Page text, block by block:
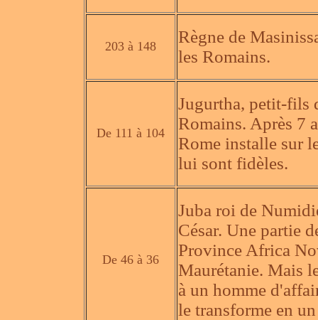
203 à 148
Règne de
les Romains.
De 111 à 104
Jugurtha, petit-fils
Romains. Après 7
Rome installe sur
lui sont fidèles.
De 46 à 36
Juba roi de
César. Une partie
Province Africa
Maurétanie. Mais
à un homme
le transforme en